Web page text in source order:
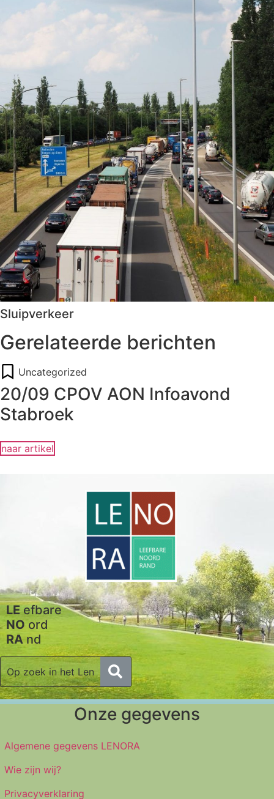
Sluipverkeer
Gerelateerde berichten
Uncategorized
20/09 CPOV AON Infoavond
Stabroek
naar artikel
LEefbare
NOord
RAnd
Onze gegevens
Algemene gegevens LENORA
Wie zijn wij?
Privacyverklaring